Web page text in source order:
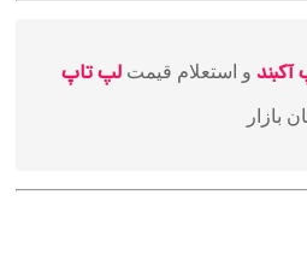
و استعلام قیمتلپ تاپ